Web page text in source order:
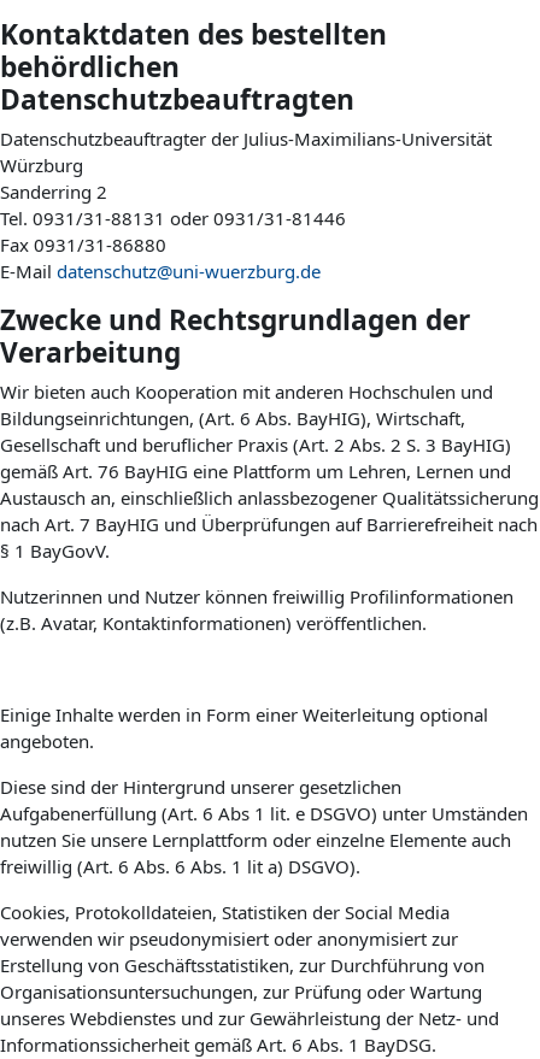
Kontaktdaten des bestellten
behördlichen
Datenschutzbeauftragten
Datenschutzbeauftragter der Julius-Maximilians-Universität
Würzburg
Sanderring 2
Tel. 0931/31-88131 oder 0931/31-81446
Fax 0931/31-86880
E-Mail datenschutz@uni-wuerzburg.de
Zwecke und Rechtsgrundlagen der
Verarbeitung
Wir bieten auch Kooperation mit anderen Hochschulen und
Bildungseinrichtungen, (Art. 6 Abs. BayHIG), Wirtschaft,
Gesellschaft und beruflicher Praxis (Art. 2 Abs. 2 S. 3 BayHIG)
gemäß Art. 76 BayHIG eine Plattform um Lehren, Lernen und
Austausch an, einschließlich anlassbezogener Qualitätssicherung
nach Art. 7 BayHIG und Überprüfungen auf Barrierefreiheit nach
§ 1 BayGovV.
Nutzerinnen und Nutzer können freiwillig Profilinformationen
(z.B. Avatar, Kontaktinformationen) veröffentlichen.
Einige Inhalte werden in Form einer Weiterleitung optional
angeboten.
Diese sind der Hintergrund unserer gesetzlichen
Aufgabenerfüllung (Art. 6 Abs 1 lit. e DSGVO) unter Umständen
nutzen Sie unsere Lernplattform oder einzelne Elemente auch
freiwillig (Art. 6 Abs. 6 Abs. 1 lit a) DSGVO).
Cookies, Protokolldateien, Statistiken der Social Media
verwenden wir pseudonymisiert oder anonymisiert zur
Erstellung von Geschäftsstatistiken, zur Durchführung von
Organisationsuntersuchungen, zur Prüfung oder Wartung
unseres Webdienstes und zur Gewährleistung der Netz- und
Informationssicherheit gemäß Art. 6 Abs. 1 BayDSG.